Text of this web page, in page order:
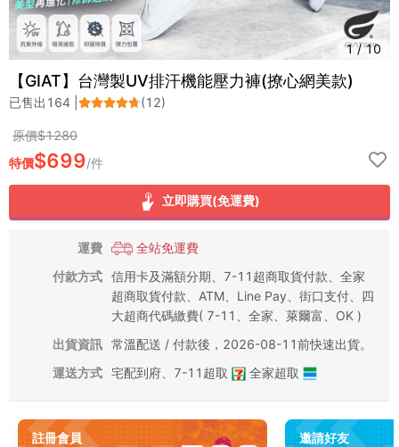
1/10
【GIAT】台灣製UV排汗機能壓力褲(撩心網美款)
已售出 164 (12)
原價$1280
特價$699/件
立即購買(免運費)
運費
全站免運費
付款方式 信用卡及滿額分期、7-11超商取貨付款、全家
超商取貨付款、ATM、Line Pay、街口支付、四
大超商代碼繳費( 7-11、全家、萊爾富、OK )
出貨資訊 常溫配送 / 付款後，2026-08-11前快速出貨。
運送方式 宅配到府 7-11超取 全家超取
註冊會員
邀請好友